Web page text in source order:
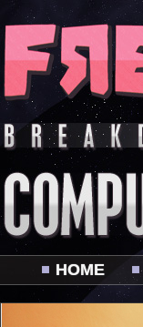
HOME